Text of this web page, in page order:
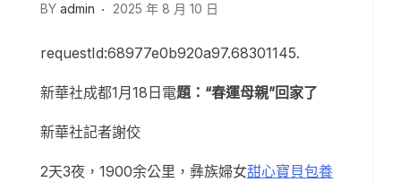
BY admin 2025 年 8 月 10 日
requestId:68977e0b920a97.68301145.
新華社成都1月18日電題：“春運母親”回家了
新華社記者謝佼
2天3夜，1900余公里，彝族婦女甜心寶貝包養